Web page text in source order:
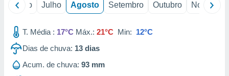
Junho Julho Agosto Setembro Outubro Novembro
T. Média : 17°C Máx.: 21°C Min: 12°C
Dias de chuva: 13 dias
Acum. de chuva: 93 mm